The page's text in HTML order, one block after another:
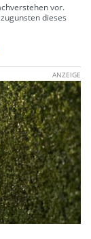
vor.
dieses
ANZEIGE